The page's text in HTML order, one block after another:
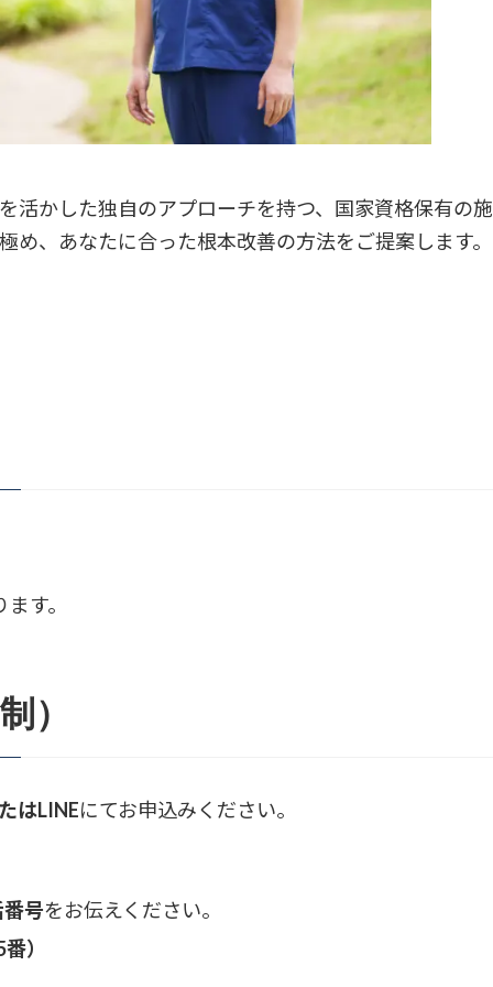
活かした独自のアプローチを持つ、国家資格保有の
め、あなたに合った根本改善の方法をご提案します。
す。
）
はLINEにてお申込みください。
号をお伝えください。
）